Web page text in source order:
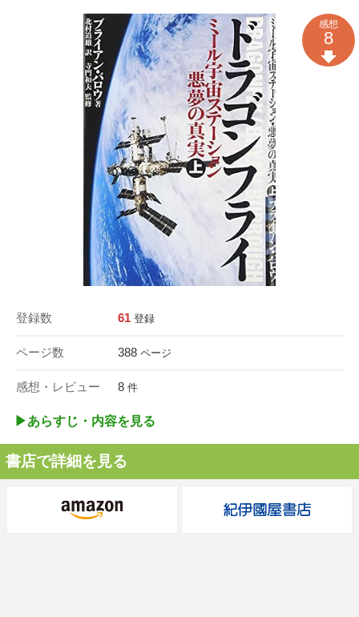
登録数 61 登録
ページ数 388 ページ
感想・レビュー 8 件
感想
8
▶︎あらすじ・内容を見る
書店で詳細を見る